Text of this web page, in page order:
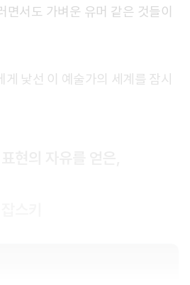
면서도 가벼운 유머 같은 것들이